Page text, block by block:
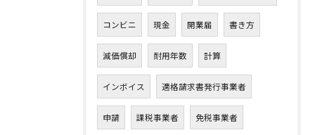
コンビニ 現金 開業届 書き方
減価償却 耐用年数 計算
インボイス 適格請求書発行事業者
申請 課税事業者 免税事業者